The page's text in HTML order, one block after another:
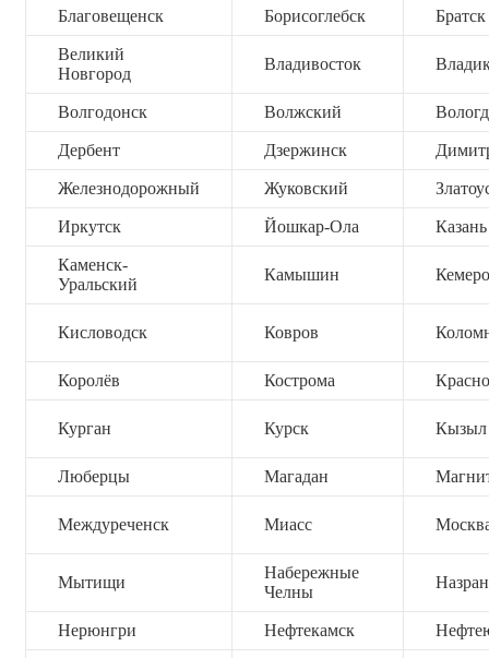
Благовещенск Борисоглебск Братск
Великий
Новгород
Владивосток
Волгодонск Волжский
Дербент Дзержинск
Железнодорожный Жуковский
Иркутск Йошкар-Ола Казань
Каменск-
Уральский
Камышин
Кисловодск Ковров
Королёв Кострома
Курган Курск Кызыл
Люберцы Магадан
Междуреченск Миасс
Мытищи
Набережные
Челны
Нерюнгри Нефтекамск